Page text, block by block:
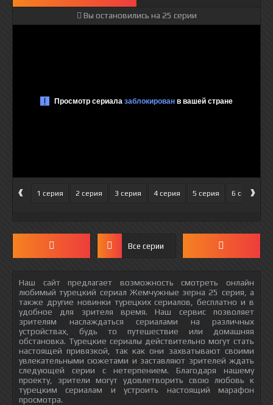
Вы остановились на 25 серии
‹ 1 серия 2 серия 3 серия 4 серия 5 серия 6 серия
›
Все серии
Наш сайт предлагает возможность смотреть онлайн
любимый турецкий сериал Жемчужные зерна 25 серия, а
также другие новинки турецких сериалов, бесплатно и в
удобное для зрителя время. Наш сервис позволяет
зрителям наслаждаться сериалами на различных
устройствах, будь то путешествие или домашняя
обстановка. Турецкие сериалы действительно могут стать
настоящей привязкой, так как они захватывают своими
увлекательными сюжетами и заставляют зрителей ждать
следующей серии с нетерпением. Благодаря нашему
проекту, зрители могут удовлетворить свою любовь к
турецким сериалам и устроить настоящий марафон
просмотра.